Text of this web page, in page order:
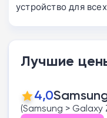
устройство для
Лучшие
4,0
(Samsung > Galaxy